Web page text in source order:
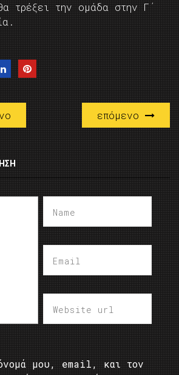
τρέξει την ομάδα στην Γ΄
επόμενο
μου, email, και τον